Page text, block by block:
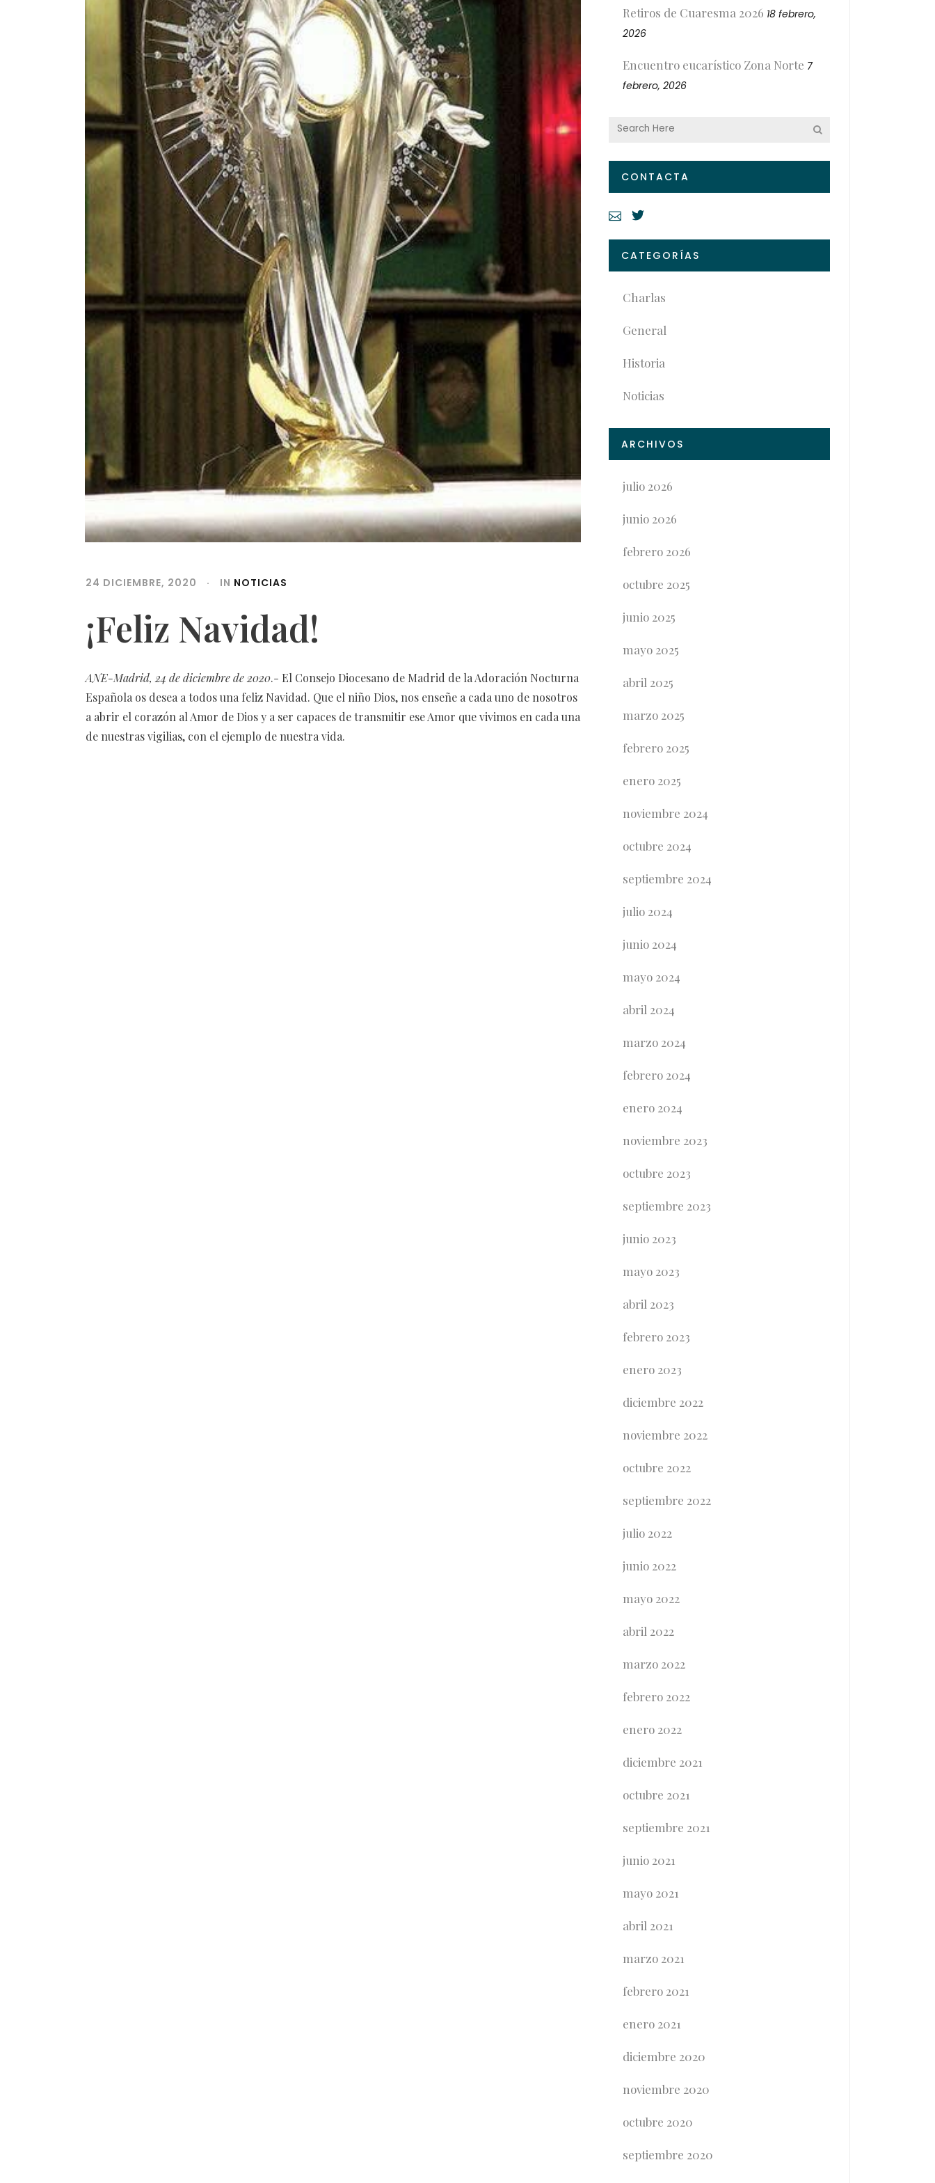
24 DICIEMBRE, 2020 IN NOTICIAS
¡Feliz Navidad!
ANE-Madrid, 24 de diciembre de 2020.- El Consejo Diocesano de Madrid de la Adoración Nocturna
Española os desea a todos una feliz Navidad. Que el niño Dios, nos enseñe a cada uno de nosotros
a abrir el corazón al Amor de Dios y a ser capaces de transmitir ese Amor que vivimos en cada una
de nuestras vigilias, con el ejemplo de nuestra vida.
Retiros de Cuaresma 2026 18 febrero,
2026
Encuentro eucarístico Zona Norte 7
febrero, 2026
CONTACTA
CATEGORÍAS
Charlas
General
Historia
Noticias
ARCHIVOS
julio 2026
junio 2026
febrero 2026
octubre 2025
junio 2025
mayo 2025
abril 2025
marzo 2025
febrero 2025
enero 2025
noviembre 2024
octubre 2024
septiembre 2024
julio 2024
junio 2024
mayo 2024
abril 2024
marzo 2024
febrero 2024
enero 2024
noviembre 2023
octubre 2023
septiembre 2023
junio 2023
mayo 2023
abril 2023
febrero 2023
enero 2023
diciembre 2022
noviembre 2022
octubre 2022
septiembre 2022
julio 2022
junio 2022
mayo 2022
abril 2022
marzo 2022
febrero 2022
enero 2022
diciembre 2021
octubre 2021
septiembre 2021
junio 2021
mayo 2021
abril 2021
marzo 2021
febrero 2021
enero 2021
diciembre 2020
noviembre 2020
octubre 2020
septiembre 2020